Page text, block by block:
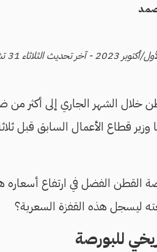
الشهر الجاري إلى أكثر من
وزير قطاع الأعمال السابق قبل
القطن الفضل في ارتفاع أسعاره
ليسجل هذه القفزة السعرية؟
للبورصة